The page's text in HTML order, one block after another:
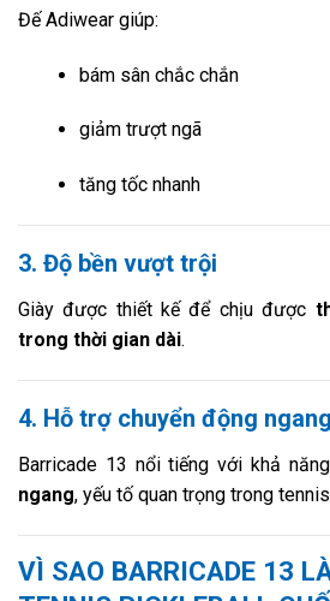
Đế Adiwear giúp:
bám sân chắc chắn
giảm trượt ngã
tăng tốc nhanh
3. Độ bền vượt trội
Giày được thiết kế để chịu được
trong thời gian dài.
4. Hỗ trợ chuyển động ngang
Barricade 13 nổi tiếng với khả năng
ngang, yếu tố quan trọng trong
VÌ SAO BARRICADE 13